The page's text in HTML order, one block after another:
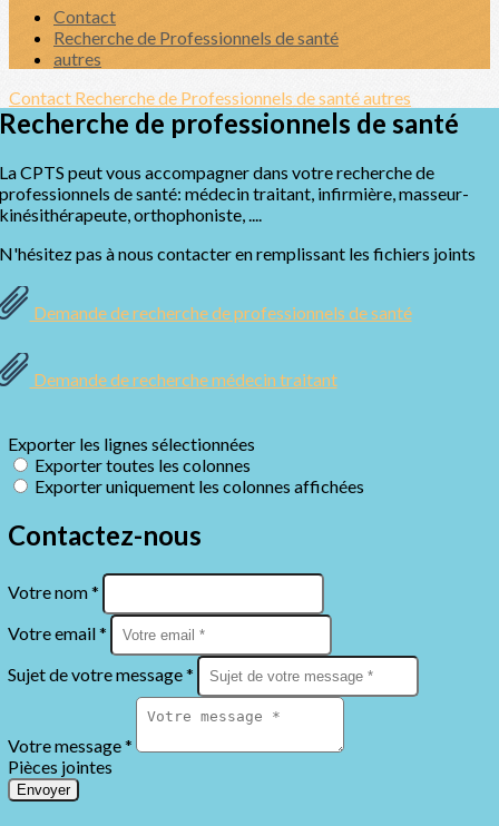
Contact
Recherche de Professionnels de santé
autres
Contact Recherche de Professionnels de santéautres
de professionnels de santé
CPTS peut vous accompagner dans votre recherche de
de santé: médecin traitant, infirmière, masseur-
orthophoniste, ....
pas à nous contacter en remplissant les fichiers joints
Demande de recherche de professionnels de santé
Demande de recherche médecin traitant